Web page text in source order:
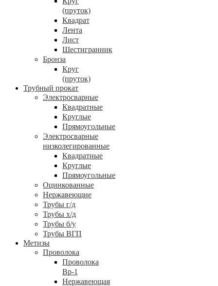
(пруток)
Квадрат
Лента
Лист
Шестигранник
Бронза
Круг
(пруток)
Трубный прокат
Электросварные
Квадратные
Круглые
Прямоугольные
Электросварные
низколегированные
Квадратные
Круглые
Прямоугольные
Оцинкованные
Нержавеющие
Трубы г/д
Трубы х/д
Трубы б/у
Трубы ВГП
Метизы
Проволока
Проволока
Вр-1
Нержавеющая